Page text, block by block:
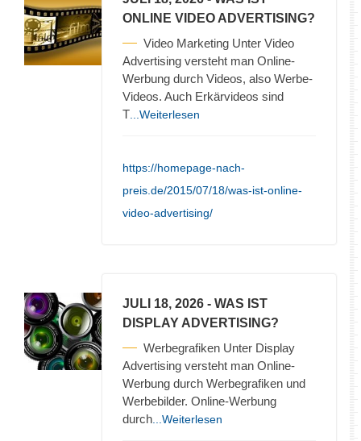
ONLINE VIDEO ADVERTISING?
Video Marketing Unter Video
Advertising versteht man Online-
Werbung durch Videos, also Werbe-
Videos. Auch Erkärvideos sind
T ...Weiterlesen
https://homepage-nach-
preis.de/2015/07/18/was-ist-online-
video-advertising/
JULI 18, 2026 - WAS IST
DISPLAY ADVERTISING?
Werbegrafiken Unter Display
Advertising versteht man Online-
Werbung durch Werbegrafiken und
Werbebilder. Online-Werbung
durch ...Weiterlesen